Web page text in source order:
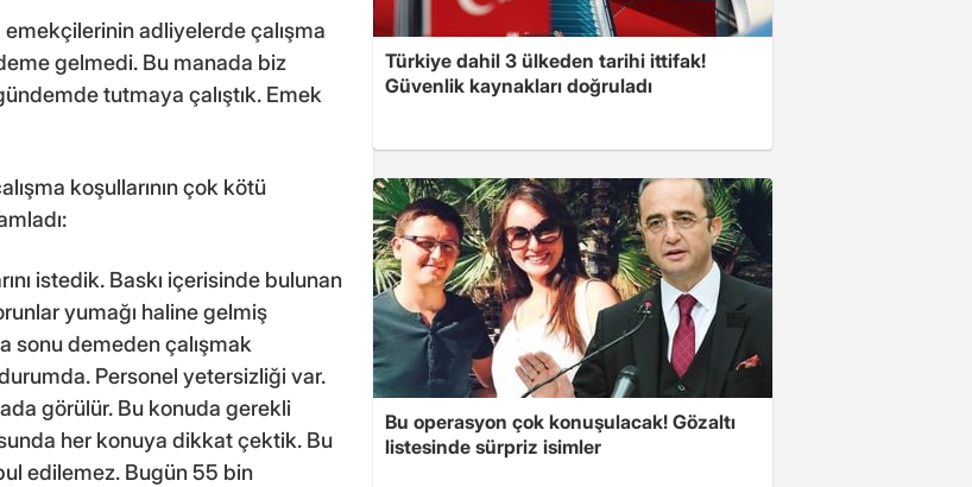
emekçilerinin adliyelerde çalışma
gelmedi. Bu manada biz
tutmaya çalıştık. Emek
koşullarının çok kötü
istedik. Baskı içerisinde bulunan
yumağı haline gelmiş
sonu demeden çalışmak
Personel yetersizliği var.
görülür. Bu konuda gerekli
her konuya dikkat çektik. Bu
edilemez. Bugün 55 bin
Türkiye dahil 3 ülkeden tarihi ittifak!
Güvenlik kaynakları doğruladı
Bu operasyon çok konuşulacak! Gözaltı
listesinde sürpriz isimler